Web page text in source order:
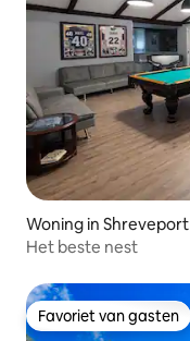
Woning in Shreveport
Het beste nest
Favoriet van gasten
Favoriet van gasten